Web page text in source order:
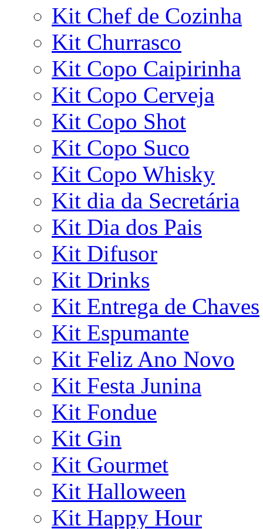
Kit Chef de Cozinha
Kit Churrasco
Kit Copo Caipirinha
Kit Copo Cerveja
Kit Copo Shot
Kit Copo Suco
Kit Copo Whisky
Kit dia da Secretária
Kit Dia dos Pais
Kit Difusor
Kit Drinks
Kit Entrega de Chaves
Kit Espumante
Kit Feliz Ano Novo
Kit Festa Junina
Kit Fondue
Kit Gin
Kit Gourmet
Kit Halloween
Kit Happy Hour